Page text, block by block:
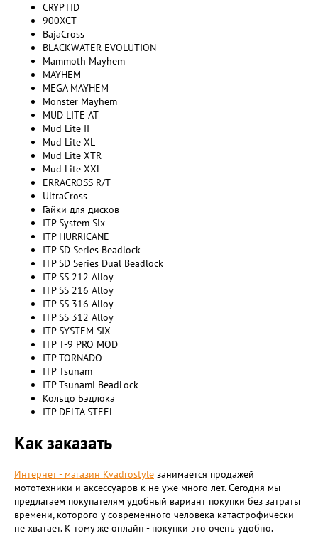
CRYPTID
900XCT
BajaCross
BLACKWATER EVOLUTION
Mammoth Mayhem
MAYHEM
MEGA MAYHEM
Monster Mayhem
MUD LITE AT
Mud Lite II
Mud Lite XL
Mud Lite XTR
Mud Lite XXL
ERRACROSS R/T
UltraCross
Гайки для дисков
ITP System Six
ITP HURRICANE
ITP SD Series Beadlock
ITP SD Series Dual Beadlock
ITP SS 212 Alloy
ITP SS 216 Alloy
ITP SS 316 Alloy
ITP SS 312 Alloy
ITP SYSTEM SIX
ITP T-9 PRO MOD
ITP TORNADO
ITP Tsunam
ITP Tsunami BeadLock
Кольцо Бэдлока
ITP DELTA STEEL
Как заказать
Интернет - магазин Kvadrostyle занимается продажей
мототехники и аксессуаров к не уже много лет. Сегодня мы
предлагаем покупателям удобный вариант покупки без затраты
времени, которого у современного человека катастрофически
не хватает. К тому же онлайн - покупки это очень удобно.